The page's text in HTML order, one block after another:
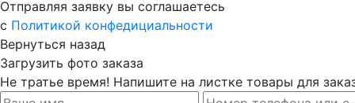
Отправляя заявку вы соглашаетесь
с Политикой конфедициальности
Вернуться назад
Загрузить фото заказа
Не тратье время! Напишите на листке товары для